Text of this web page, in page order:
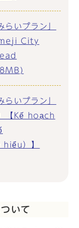
いプラン」
City
いプラン」
【Kế hoạch
）】
いて